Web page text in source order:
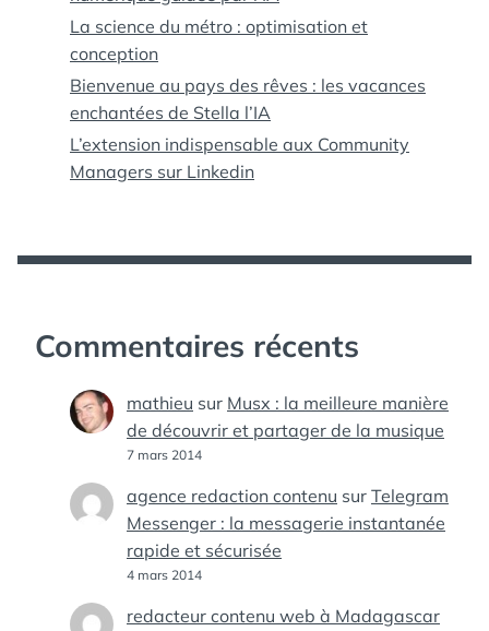
La science du métro : optimisation et
conception
Bienvenue au pays des rêves : les vacances
enchantées de Stella l’IA
L’extension indispensable aux Community
Managers sur Linkedin
Commentaires récents
mathieu sur Musx : la meilleure manière
de découvrir et partager de la musique
7 mars 2014
agence redaction contenu sur Telegram
Messenger : la messagerie instantanée
rapide et sécurisée
4 mars 2014
redacteur contenu web à Madagascar